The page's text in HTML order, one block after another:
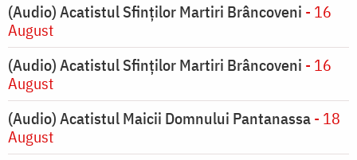
(Audio) Acatistul Sfinților Martiri Brâncoveni - 16
August
(Audio) Acatistul Sfinților Martiri Brâncoveni - 16
August
(Audio) Acatistul Maicii Domnului Pantanassa- 18
August